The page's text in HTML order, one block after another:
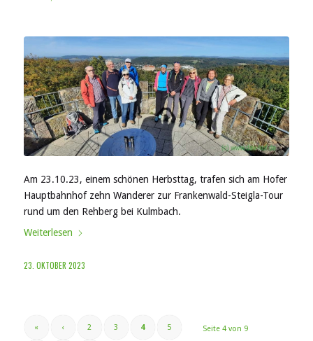
Am 23.10.23, einem schönen Herbsttag, trafen sich am Hofer
Hauptbahnhof zehn Wanderer zur Frankenwald-Steigla-Tour
rund um den Rehberg bei Kulmbach.
Weiterlesen
23. OKTOBER 2023
Seite 4 von 9
« ‹ 2 3 4 5